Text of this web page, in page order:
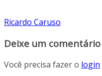
Ricardo Caruso
Deixe um comentário
Você precisa fazer o login